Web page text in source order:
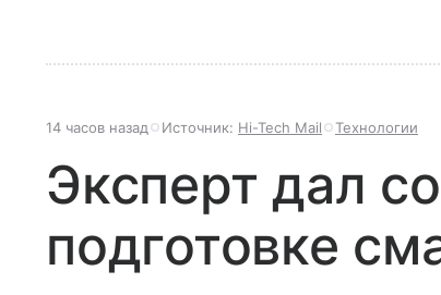
14 часов назад Источник: Hi-Tech Mail Технологии
Эксперт дал
подготовке